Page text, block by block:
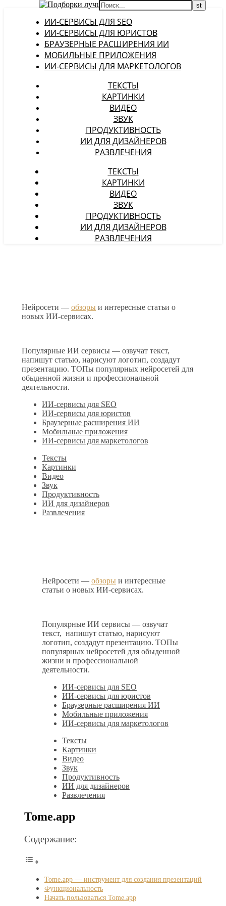
ИИ-СЕРВИСЫ ДЛЯ SEO
ИИ-СЕРВИСЫ ДЛЯ ЮРИСТОВ
БРАУЗЕРНЫЕ РАСШИРЕНИЯ ИИ
МОБИЛЬНЫЕ ПРИЛОЖЕНИЯ
ИИ-СЕРВИСЫ ДЛЯ МАРКЕТОЛОГОВ
ТЕКСТЫ
КАРТИНКИ
ВИДЕО
ЗВУК
ПРОДУКТИВНОСТЬ
ИИ ДЛЯ ДИЗАЙНЕРОВ
РАЗВЛЕЧЕНИЯ
ТЕКСТЫ
КАРТИНКИ
ВИДЕО
ЗВУК
ПРОДУКТИВНОСТЬ
ИИ ДЛЯ ДИЗАЙНЕРОВ
РАЗВЛЕЧЕНИЯ
Нейросети — обзоры и интересные статьи о
новых ИИ-сервисах.
Популярные ИИ сервисы — озвучат текст,
напишут статью, нарисуют логотип, создадут
презентацию. ТОПы популярных нейросетей для
обыденной жизни и профессиональной
деятельности.
ИИ-сервисы для SEO
ИИ-сервисы для юристов
Браузерные расширения ИИ
Мобильные приложения
ИИ-сервисы для маркетологов
Тексты
Картинки
Видео
Звук
Продуктивность
ИИ для дизайнеров
Развлечения
Нейросети — обзоры и интересные
статьи о новых ИИ-сервисах.
Популярные ИИ сервисы — озвучат
текст, напишут статью, нарисуют
логотип, создадут презентацию. ТОПы
популярных нейросетей для обыденной
жизни и профессиональной
деятельности.
ИИ-сервисы для SEO
ИИ-сервисы для юристов
Браузерные расширения ИИ
Мобильные приложения
ИИ-сервисы для маркетологов
Тексты
Картинки
Видео
Звук
Продуктивность
ИИ для дизайнеров
Развлечения
Tome.app
Содержание:
Tome.app — инструмент для создания презентаций
Функциональность
Начать пользоваться Tome.app